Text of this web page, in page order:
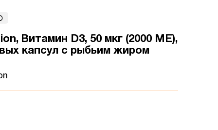
Витамин D3, 50 мкг (2000 МЕ),
капсул с рыбьим жиром